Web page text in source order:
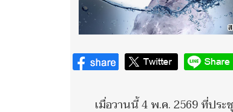
เมื่อวานนี้ 4 พ.ค. 2569 ที่ปร